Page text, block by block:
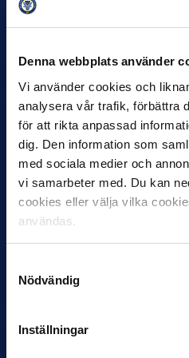
Denna webbplats använder
Vi använder cookies och
analysera vår trafik, förbättra
för att rikta anpassad
dig. Den information som
med sociala medier och
vi samarbeter med. Du kan
cookies eller välja vilka
användas.
Nödvändig
Inställningar
Inleder mot…
Samma vinnare som i…